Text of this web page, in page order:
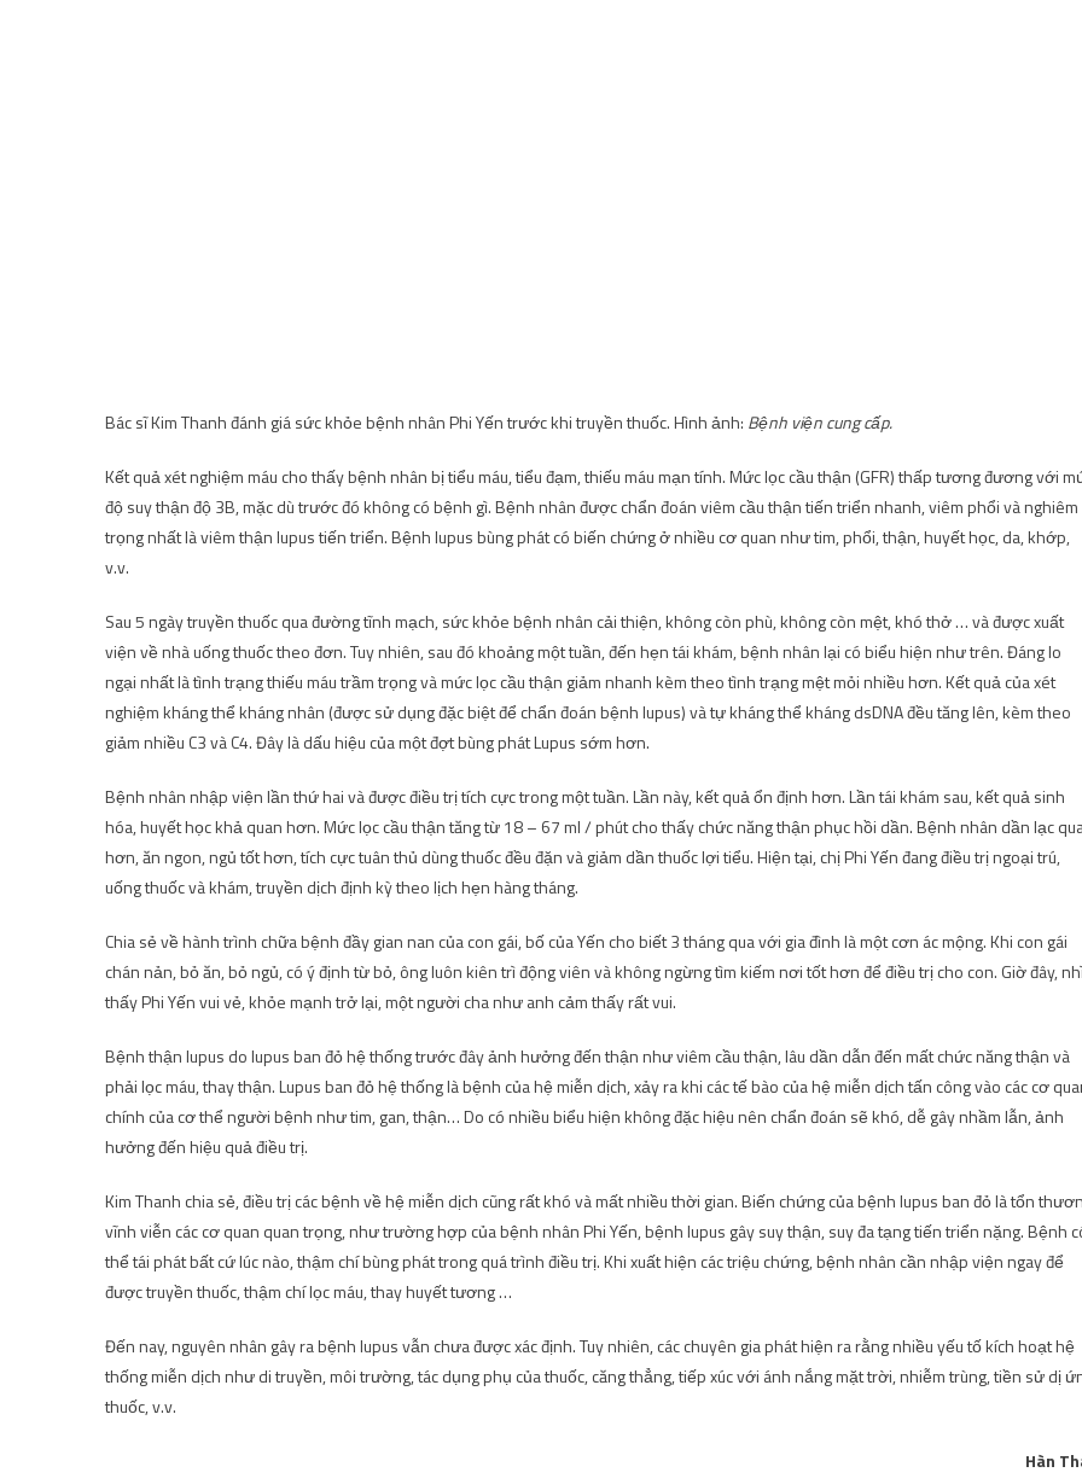
Bác sĩ Kim Thanh đánh giá sức khỏe bệnh nhân Phi Yến trước khi truyền thuốc. Hình ảnh: Bệnh viện cung cấp.
Kết quả xét nghiệm máu cho thấy bệnh nhân bị tiểu máu, tiểu đạm, thiếu máu mạn tính. Mức lọc cầu thận (GFR) thấp tương đương với
độ suy thận độ 3B, mặc dù trước đó không có bệnh gì. Bệnh nhân được chẩn đoán viêm cầu thận tiến triển nhanh, viêm phổi và nghiêm
trọng nhất là viêm thận lupus tiến triển. Bệnh lupus bùng phát có biến chứng ở nhiều cơ quan như tim, phổi, thận, huyết học, da, khớp,
v.v.
Sau 5 ngày truyền thuốc qua đường tĩnh mạch, sức khỏe bệnh nhân cải thiện, không còn phù, không còn mệt, khó thở … và được xuất
viện về nhà uống thuốc theo đơn. Tuy nhiên, sau đó khoảng một tuần, đến hẹn tái khám, bệnh nhân lại có biểu hiện như trên. Đáng lo
ngại nhất là tình trạng thiếu máu trầm trọng và mức lọc cầu thận giảm nhanh kèm theo tình trạng mệt mỏi nhiều hơn. Kết quả của xét
nghiệm kháng thể kháng nhân (được sử dụng đặc biệt để chẩn đoán bệnh lupus) và tự kháng thể kháng dsDNA đều tăng lên, kèm theo
giảm nhiều C3 và C4. Đây là dấu hiệu của một đợt bùng phát Lupus sớm hơn.
Bệnh nhân nhập viện lần thứ hai và được điều trị tích cực trong một tuần. Lần này, kết quả ổn định hơn. Lần tái khám sau, kết quả sinh
hóa, huyết học khả quan hơn. Mức lọc cầu thận tăng từ 18 – 67 ml / phút cho thấy chức năng thận phục hồi dần. Bệnh nhân dần lạc
hơn, ăn ngon, ngủ tốt hơn, tích cực tuân thủ dùng thuốc đều đặn và giảm dần thuốc lợi tiểu. Hiện tại, chị Phi Yến đang điều trị ngoại trú,
uống thuốc và khám, truyền dịch định kỳ theo lịch hẹn hàng tháng.
Chia sẻ về hành trình chữa bệnh đầy gian nan của con gái, bố của Yến cho biết 3 tháng qua với gia đình là một cơn ác mộng. Khi con gái
chán nản, bỏ ăn, bỏ ngủ, có ý định từ bỏ, ông luôn kiên trì động viên và không ngừng tìm kiếm nơi tốt hơn để điều trị cho con. Giờ đây,
thấy Phi Yến vui vẻ, khỏe mạnh trở lại, một người cha như anh cảm thấy rất vui.
Bệnh thận lupus do lupus ban đỏ hệ thống trước đây ảnh hưởng đến thận như viêm cầu thận, lâu dần dẫn đến mất chức năng thận và
phải lọc máu, thay thận. Lupus ban đỏ hệ thống là bệnh của hệ miễn dịch, xảy ra khi các tế bào của hệ miễn dịch tấn công vào các cơ
chính của cơ thể người bệnh như tim, gan, thận… Do có nhiều biểu hiện không đặc hiệu nên chẩn đoán sẽ khó, dễ gây nhầm lẫn, ảnh
hưởng đến hiệu quả điều trị.
Kim Thanh chia sẻ, điều trị các bệnh về hệ miễn dịch cũng rất khó và mất nhiều thời gian. Biến chứng của bệnh lupus ban đỏ là tổn
vĩnh viễn các cơ quan quan trọng, như trường hợp của bệnh nhân Phi Yến, bệnh lupus gây suy thận, suy đa tạng tiến triển nặng. Bệnh
thể tái phát bất cứ lúc nào, thậm chí bùng phát trong quá trình điều trị. Khi xuất hiện các triệu chứng, bệnh nhân cần nhập viện ngay để
được truyền thuốc, thậm chí lọc máu, thay huyết tương …
Đến nay, nguyên nhân gây ra bệnh lupus vẫn chưa được xác định. Tuy nhiên, các chuyên gia phát hiện ra rằng nhiều yếu tố kích hoạt hệ
thống miễn dịch như di truyền, môi trường, tác dụng phụ của thuốc, căng thẳng, tiếp xúc với ánh nắng mặt trời, nhiễm trùng, tiền sử dị
thuốc, v.v.
Hàn